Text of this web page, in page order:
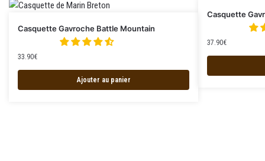
Casquette Gavroche Battle Mountain
33.90€
Ajouter au panier
Casquette
37.90€